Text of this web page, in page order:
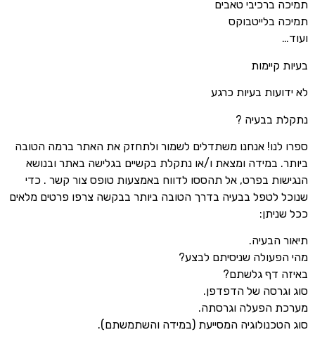
תמיכה ברכיבי טאבים
תמיכה בלייטבוקס
ועוד…
בעיות קיימות
לא ידועות בעיות כרגע
נתקלת בבעיה ?
ספרו לנו! אנחנו משתדלים לשמור ולתחזק את האתר ברמה הטובה
ביותר. במידה ומצאת ו/או נתקלת בקשיים בגלישה באתר ובנושא
הנגישות בפרט, אל תהססו לדווח באמצעות טופס צור קשר . כדי
שנוכל לטפל בבעיה בדרך הטובה ביותר בבקשה צרפו פרטים מלאים
ככל שניתן:
תיאור הבעיה.
מהי הפעולה שניסיתם לבצע?
באיזה דף גלשתם?
סוג וגרסה של הדפדפן.
מערכת הפעלה וגרסתה.
סוג הטכנולוגיה המסייעת (במידה והשתמשתם).